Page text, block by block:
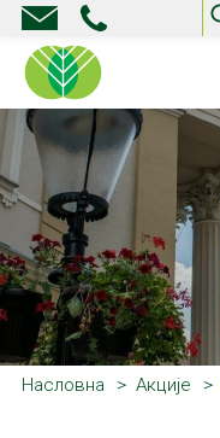
Насловна Акције